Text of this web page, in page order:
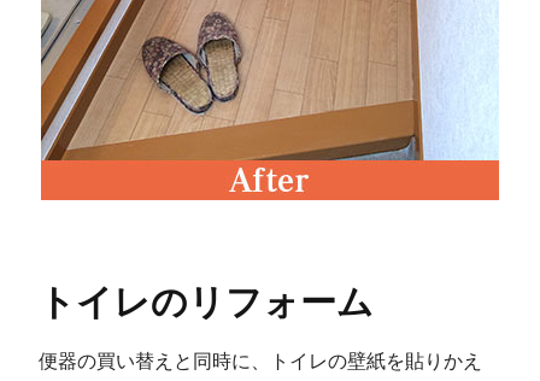
トイレのリフォーム
便器の買い替えと同時に、トイレの壁紙を貼りかえ